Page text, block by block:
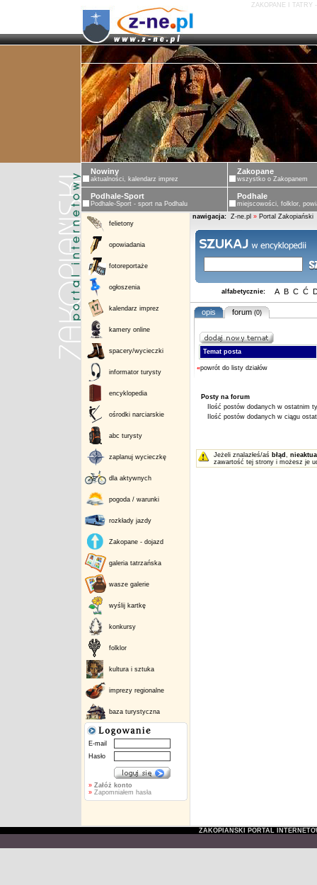
ZAKOPANE I TATRY
Nowiny
aktualności, kalendarz imprez
Zakopane
wszystko o Zakopanem
Podhale-Sport
Podhale-Sport - sport na Podhalu
Podhale
miejscowości, folklor,
felietony
opowiadania
fotoreportaże
ogłoszenia
kalendarz imprez
kamery online
spacery/wycieczki
informator turysty
encyklopedia
ośrodki narciarskie
abc turysty
zaplanuj wycieczkę
dla aktywnych
pogoda / warunki
rozkłady jazdy
Zakopane - dojazd
galeria tatrzańska
wasze galerie
wyślij kartkę
konkursy
folklor
kultura i sztuka
imprezy regionalne
baza turystyczna
E-mail
Hasło
» Załóż konto
»Zapomniałem hasła
nawigacja: Z-ne.pl » Portal Zakopiański
alfabetycznie: A B C Ć
opis forum (0)
Temat posta
«powrót do listy działów
Posty na forum
Ilość postów dodanych w ostatnim
Ilość postów dodanych w ciągu
Jeżeli znalazłeś/aś błąd ,
zawartość tej strony i możesz je
ZAKOPIAŃSKI PORTAL